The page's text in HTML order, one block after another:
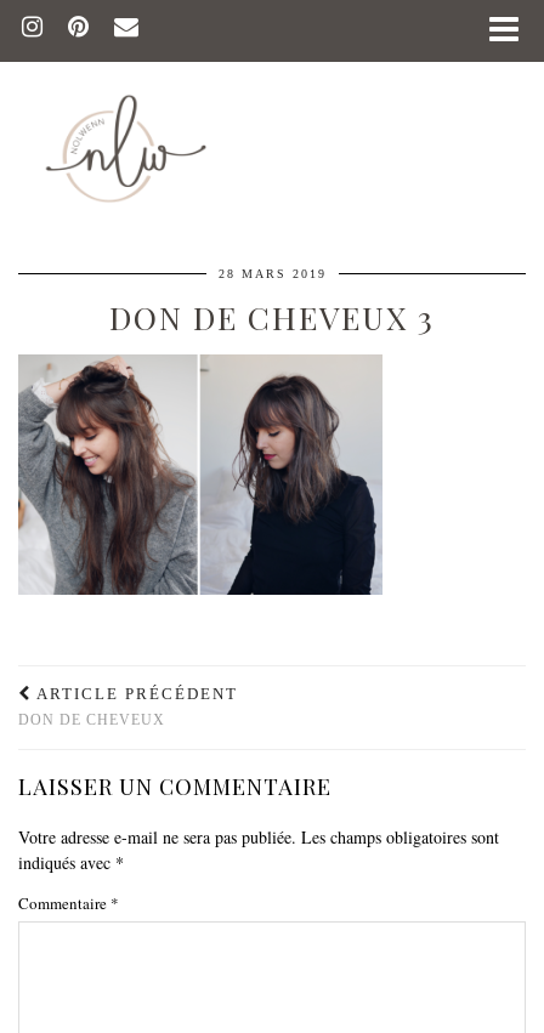
28 MARS 2019
DON DE CHEVEUX 3
ARTICLE PRÉCÉDENT
DON DE CHEVEUX
LAISSER UN COMMENTAIRE
Votre adresse e-mail ne sera pas publiée. Les champs obligatoires sont
indiqués avec *
Commentaire *